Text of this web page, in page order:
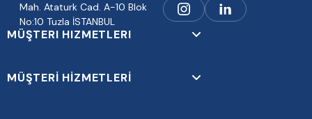
Mah. Ataturk Cad. A-10 Blok
No:10 Tuzla İSTANBUL
MÜŞTERI HIZMETLERI
MÜŞTERİ HİZMETLERİ